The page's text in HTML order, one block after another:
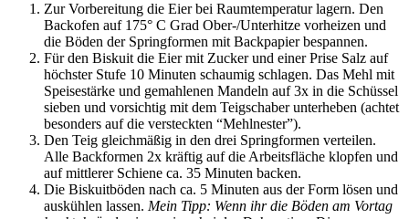
Zur Vorbereitung die Eier bei Raumtemperatur lagern. Den
Backofen auf 175° C Grad Ober-/Unterhitze vorheizen und
die Böden der Springformen mit Backpapier bespannen.
Für den Biskuit die Eier mit Zucker und einer Prise Salz auf
höchster Stufe 10 Minuten schaumig schlagen. Das Mehl mit
Speisestärke und gemahlenen Mandeln auf 3x in die Schüssel
sieben und vorsichtig mit dem Teigschaber unterheben (achtet
besonders auf die versteckten “Mehlnester”).
Den Teig gleichmäßig in den drei Springformen verteilen.
Alle Backformen 2x kräftig auf die Arbeitsfläche klopfen und
auf mittlerer Schiene ca. 35 Minuten backen.
Die Biskuitböden nach ca. 5 Minuten aus der Form lösen und
auskühlen lassen. Mein Tipp: Wenn ihr die Böden am Vortag